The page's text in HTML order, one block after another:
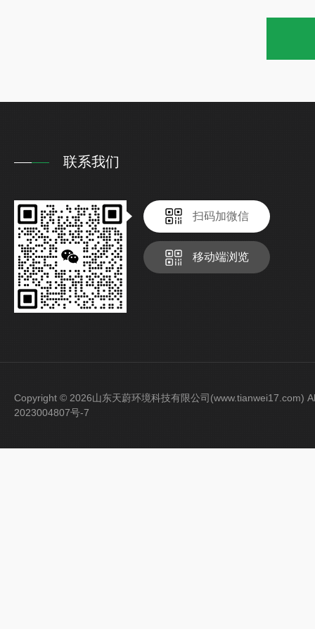
联系我们
扫码加微信
移动端浏览
Copyright © 2026山东天蔚环境科技有限公司(www.tianwei17.com)
2023004807号-7